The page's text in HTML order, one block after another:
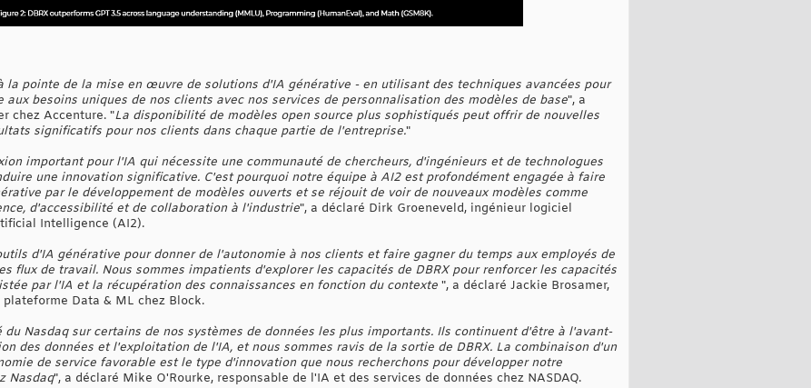
la pointe de la mise en œuvre de solutions d'IA générative - en utilisant des techniques avancées pour
aux besoins uniques de nos clients avec nos services de personnalisation des modèles de base", a
chez Accenture. "La disponibilité de modèles open source plus sophistiqués peut offrir de nouvelles
significatifs pour nos clients dans chaque partie de l'entreprise."
important pour l'IA qui nécessite une communauté de chercheurs, d'ingénieurs et de technologues
une innovation significative. C'est pourquoi notre équipe à AI2 est profondément engagée à faire
par le développement de modèles ouverts et se réjouit de voir de nouveaux modèles comme
d'accessibilité et de collaboration à l'industrie", a déclaré Dirk Groeneveld, ingénieur logiciel
Intelligence (AI2).
d'IA générative pour donner de l'autonomie à nos clients et faire gagner du temps aux employés de
flux de travail. Nous sommes impatients d'explorer les capacités de DBRX pour renforcer les capacités
par l'IA et la récupération des connaissances en fonction du contexte ", a déclaré Jackie Brosamer,
Data & ML chez Block.
Nasdaq sur certains de nos systèmes de données les plus importants. Ils continuent d'être à l'avant-
des données et l'exploitation de l'IA, et nous sommes ravis de la sortie de DBRX. La combinaison d'un
de service favorable est le type d'innovation que nous recherchons pour développer notre
Nasdaq", a déclaré Mike O'Rourke, responsable de l'IA et des services de données chez NASDAQ.